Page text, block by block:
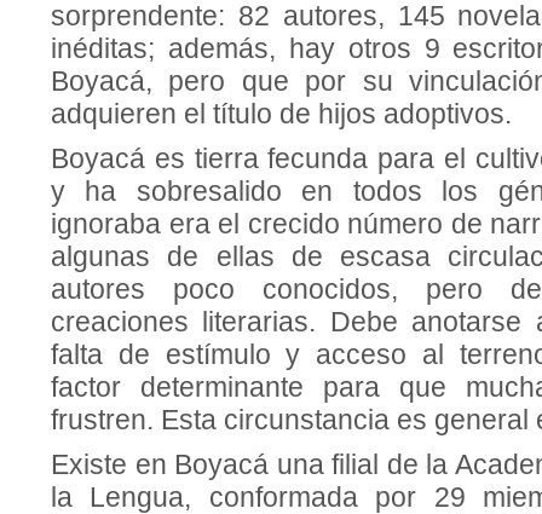
sorprendente: 82 autores, 145
inéditas; además, hay otros 9
Boyacá, pero que por su
adquieren el título de hijos adoptivos.
Boyacá es tierra fecunda para el
y ha sobresalido en todos los
ignoraba era el crecido número de
algunas de ellas de escasa
autores poco conocidos, pero
creaciones literarias. Debe
falta de estímulo y acceso al
factor determinante para que
frustren. Esta circunstancia es general
Existe en Boyacá una filial de la
la Lengua, conformada por 29